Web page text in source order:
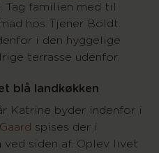
familien med til
hos Tjener Boldt.
i den hyggelige
terrasse udenfor.
blå landkøkken
Katrine byder indenfor i
spises der i
siden af. Oplev livet